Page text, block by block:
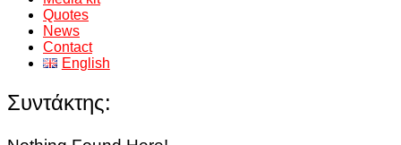
Quotes
News
Contact
English
Συντάκτης: